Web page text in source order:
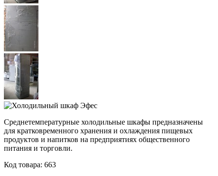
Среднетемпературные холодильные шкафы предназначены
для кратковременного хранения и охлаждения пищевых
продуктов и напитков на предприятиях общественного
питания и торговли.
Код товара: 663